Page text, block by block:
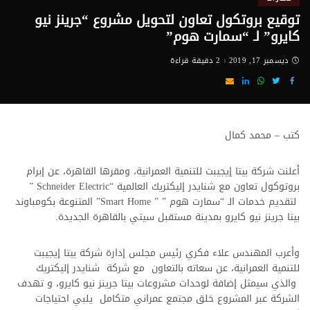
توقيع بروتكول تعاون لتحويل مشروع “جرينز نيو
كايرو” لـ “سمارت هوم”
ديسمبر 17, 2019 2 دقيقة قراءة
كتب – محمد كمال
أعلنت شركة بيتا إيجيبت للتنمية العمرانية، ومقرها القاهرة، عن إبرام
بروتوكول تعاون مع شنايدر إليكتريك العالمية “Schneider Electric ”
لتقديم خدمات الـ “سمارت هوم ” ” Smart Home” المتنوعة بكومباوند
بيتا جرينز نيو كايرو بمدينة مستقبل سيتي بالقاهرة الجديدة.
وأعرب المهندس علاء فكري رئيس مجلس إدارة شركة بيتا إيجيبت
للتنمية العمرانية، عن سعاته بالتعاون مع شركة شنايدر إليكتريك
والذي سيمثل إضافة لوحدات مشروعات بيتا جرينز نيو كايرو، و تهدف
الشركة عبر المشروع خلق مجتمع عمراني متكامل يلبي احتياجات